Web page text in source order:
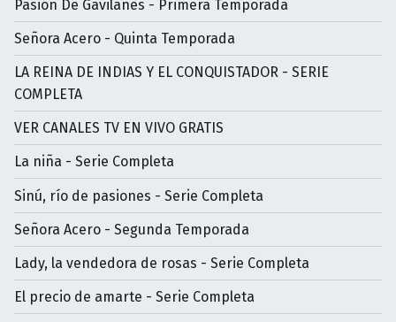
Pasión De Gavilanes - Primera Temporada
Señora Acero - Quinta Temporada
LA REINA DE INDIAS Y EL CONQUISTADOR - SERIE
COMPLETA
VER CANALES TV EN VIVO GRATIS
La niña - Serie Completa
Sinú, río de pasiones - Serie Completa
Señora Acero - Segunda Temporada
Lady, la vendedora de rosas - Serie Completa
El precio de amarte - Serie Completa